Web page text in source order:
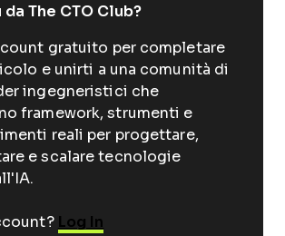
The CTO Club?
gratuito per completare
e unirti a una comunità di
ingegneristici che
framework, strumenti e
reali per progettare,
e scalare tecnologie
Log In